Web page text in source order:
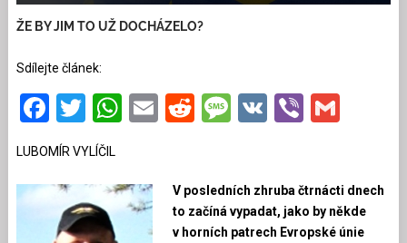
ŽE BY JIM TO UŽ DOCHÁZELO?
Sdílejte článek:
Facebook
Twitter
WhatsApp
EmailRedditMessage
VKViber
LUBOMÍR VYLÍČIL
V posledních zhruba čtrnácti dnech
to začíná vypadat, jako by někde
v horních patrech Evropské únie